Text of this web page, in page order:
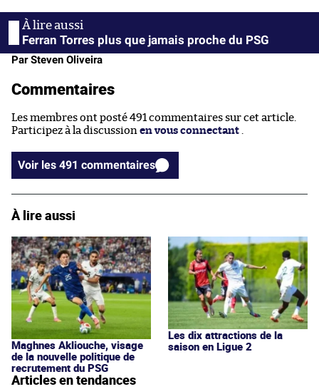
Ferran Torres plus que jamais proche du PSG
Par Steven Oliveira
Commentaires
Les membres ont posté 491 commentaires sur cet article.
Participez à la discussion en vous connectant .
Voir les 491 commentaires
À lire aussi
Maghnes Akliouche, visage
de la nouvelle politique de
recrutement du PSG
Les dix attractions de la
saison en Ligue 2
Articles en tendances